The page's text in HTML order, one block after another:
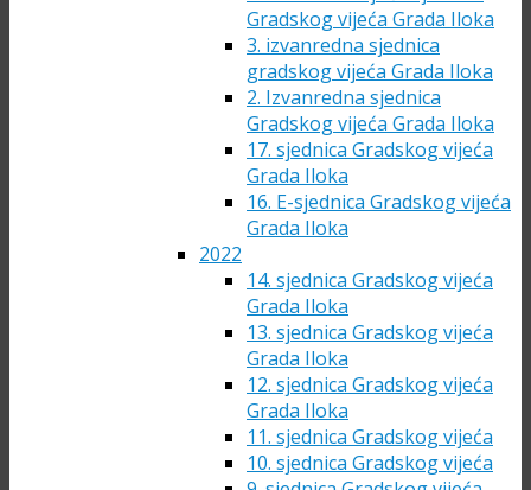
Gradskog vijeća Grada Iloka
3. izvanredna sjednica
gradskog vijeća Grada Iloka
2. Izvanredna sjednica
Gradskog vijeća Grada Iloka
17. sjednica Gradskog vijeća
Grada Iloka
16. E-sjednica Gradskog vijeća
Grada Iloka
2022
14. sjednica Gradskog vijeća
Grada Iloka
13. sjednica Gradskog vijeća
Grada Iloka
12. sjednica Gradskog vijeća
Grada Iloka
11. sjednica Gradskog vijeća
10. sjednica Gradskog vijeća